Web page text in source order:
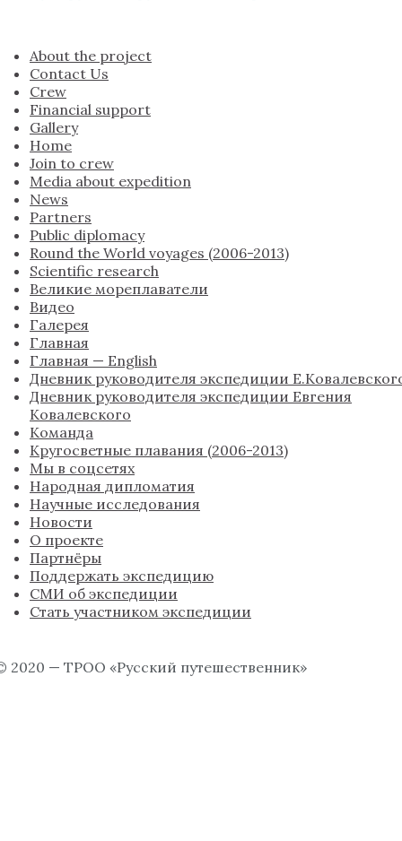
About the project
Contact Us
Crew
Financial support
Gallery
Home
Join to crew
Media about expedition
News
Partners
Public diplomacy
Round the World voyages (2006-2013)
Scientific research
Великие мореплаватели
Видео
Галерея
Главная
Главная — English
Дневник руководителя экспедиции
Дневник руководителя экспедиции Евгения
Ковалевского
Команда
Кругосветные плавания (2006-2013)
Мы в соцсетях
Народная дипломатия
Научные исследования
Новости
О проекте
Партнёры
Поддержать экспедицию
СМИ об экспедиции
Стать участником экспедиции
2020 — ТРОО «Русский путешественник»